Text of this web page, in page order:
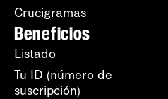
Crucigramas
Beneficios
Listado
Tu ID (número de
suscripción)